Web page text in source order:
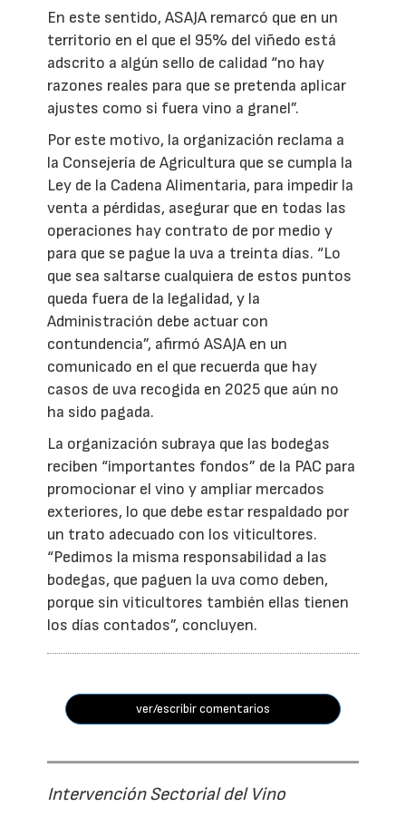
En este sentido, ASAJA remarcó que en un
territorio en el que el 95% del viñedo está
adscrito a algún sello de calidad “no hay
razones reales para que se pretenda aplicar
ajustes como si fuera vino a granel”.
Por este motivo, la organización reclama a
la Consejería de Agricultura que se cumpla la
Ley de la Cadena Alimentaria, para impedir la
venta a pérdidas, asegurar que en todas las
operaciones hay contrato de por medio y
para que se pague la uva a treinta días. “Lo
que sea saltarse cualquiera de estos puntos
queda fuera de la legalidad, y la
Administración debe actuar con
contundencia”, afirmó ASAJA en un
comunicado en el que recuerda que hay
casos de uva recogida en 2025 que aún no
ha sido pagada.
La organización subraya que las bodegas
reciben “importantes fondos” de la PAC para
promocionar el vino y ampliar mercados
exteriores, lo que debe estar respaldado por
un trato adecuado con los viticultores.
“Pedimos la misma responsabilidad a las
bodegas, que paguen la uva como deben,
porque sin viticultores también ellas tienen
los días contados”, concluyen.
ver/escribir comentarios
Intervención Sectorial del Vino